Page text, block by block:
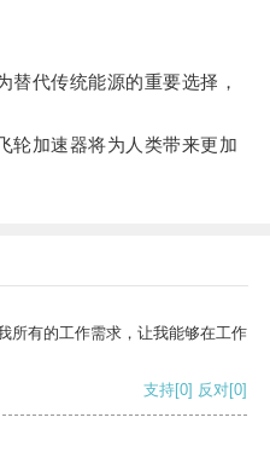
代传统能源的重要选择，
加速器将为人类带来更加
所有的工作需求，让我能够在工作
支持[0] 反对[0]